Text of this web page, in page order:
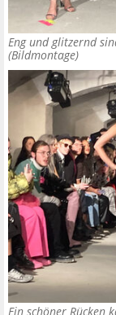
Eng und glitzernd
(Bildmontage)
Ein schöner Rücken